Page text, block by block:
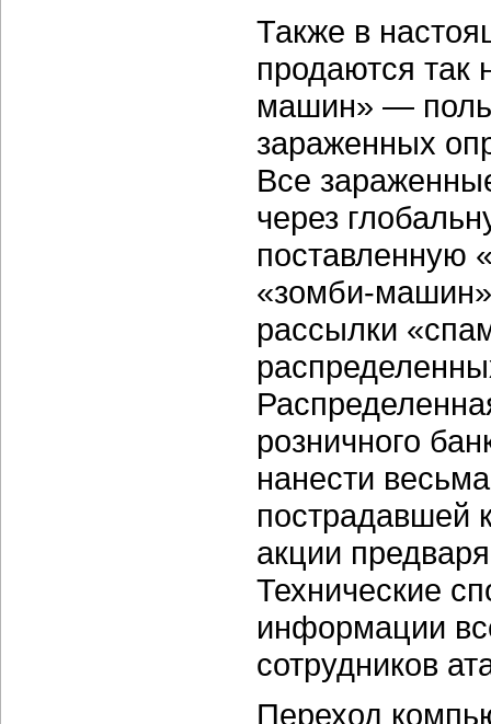
Также в
продаются так
машин» —
зараженных
Все
через
поставленную
«зомби-
рассылки
розничного
нанести
пострадавшей
акции
Технические
информации
сотрудников
Переход